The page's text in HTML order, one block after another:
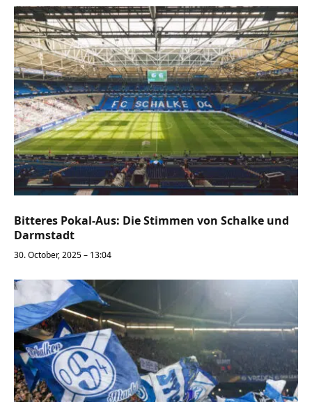
Bitteres Pokal-Aus: Die Stimmen von Schalke und
Darmstadt
30. October, 2025 – 13:04